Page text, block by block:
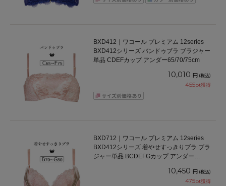
BXD412｜ワコール プレミアム 12series
BXD412シリーズ バンドゥブラ ブラジャー
単品 CDEFカップ アンダー65/70/75cm
10,010 円 (税込)
455pt獲得
BXD712｜ワコール プレミアム 12series
BXD412シリーズ 着やせすっきりブラ ブラ
ジャー単品 BCDEFGカップ アンダー
10,450 円 (税込)
475pt獲得